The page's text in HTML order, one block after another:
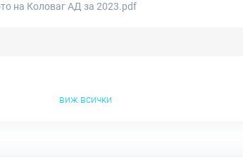
на Коловаг АД за 2023.pdf
виж всички